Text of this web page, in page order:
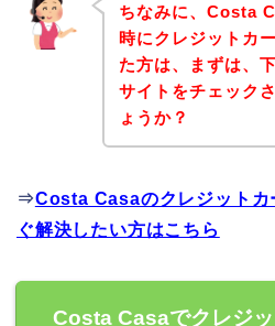
ちなみに、Costa
時にクレジットカ
た方は、まずは、
サイトをチェック
ょうか？
⇒Costa Casaのクレジットカ
ぐ解決したい方はこちら
Costa Casaでクレジ